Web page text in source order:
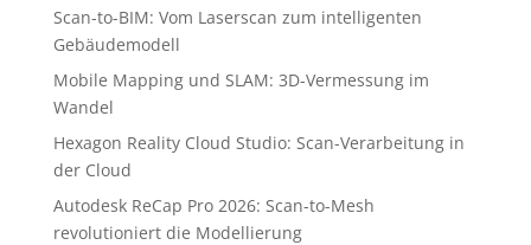
Scan-to-BIM: Vom Laserscan zum intelligenten
Gebäudemodell
Mobile Mapping und SLAM: 3D-Vermessung im
Wandel
Hexagon Reality Cloud Studio: Scan-Verarbeitung in
der Cloud
Autodesk ReCap Pro 2026: Scan-to-Mesh
revolutioniert die Modellierung